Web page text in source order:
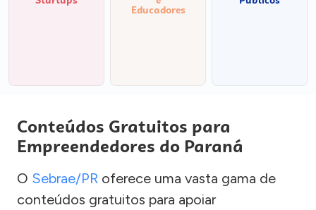
Educadores
Conteúdos Gratuitos para
Empreendedores do Paraná
O Sebrae/PR oferece uma vasta gama de
conteúdos gratuitos para apoiar